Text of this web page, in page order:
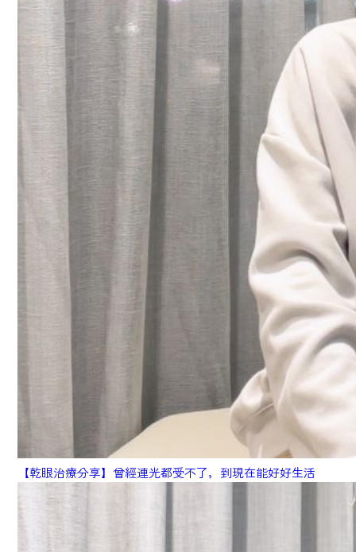
【乾眼治療分享】曾經連光都受不了，到現在能好好生活